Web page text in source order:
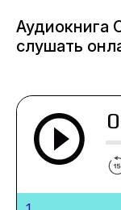
Аудиокнига
слушать